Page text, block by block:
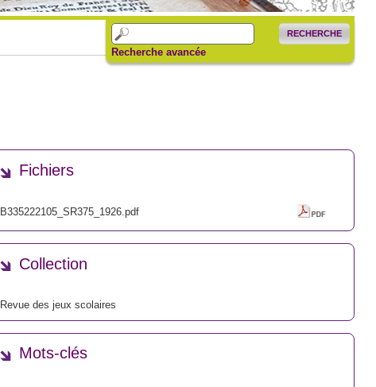
RECHERCHE
Recherche avancée
Fichiers
B335222105_SR375_1926.pdf
Collection
Revue des jeux scolaires
Mots-clés